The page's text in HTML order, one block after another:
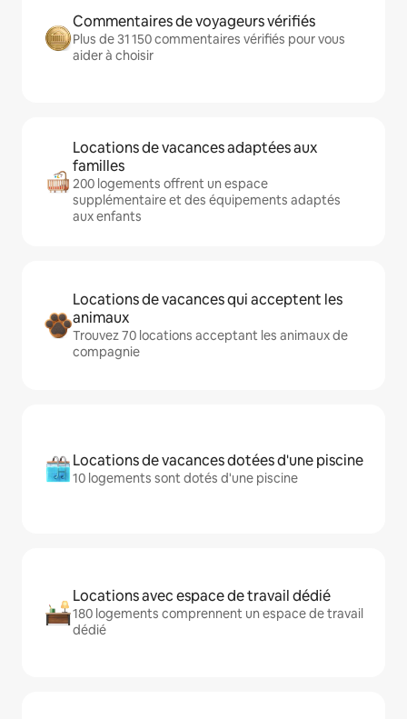
Commentaires de voyageurs vérifiés
Plus de 31 150 commentaires vérifiés pour vous
aider à choisir
Locations de vacances adaptées aux
familles
200 logements offrent un espace
supplémentaire et des équipements adaptés
aux enfants
Locations de vacances qui acceptent les
animaux
Trouvez 70 locations acceptant les animaux de
compagnie
Locations de vacances dotées d'une piscine
10 logements sont dotés d'une piscine
Locations avec espace de travail dédié
180 logements comprennent un espace de travail
dédié